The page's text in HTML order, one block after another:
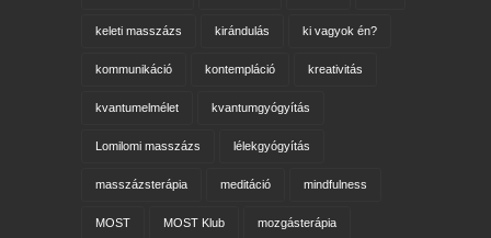
keleti masszázs kirándulás ki vagyok én?
kommunikáció kontempláció kreativitás
kvantumelmélet kvantumgyógyítás
Lomilomi masszázs lélekgyógyítás
masszázsterápia meditáció mindfulness
MOST MOST Klub mozgásterápia